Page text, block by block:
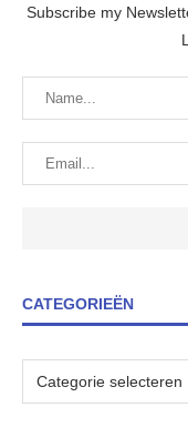
Subscribe my
CATEGORIEËN